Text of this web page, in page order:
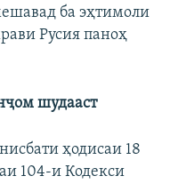
ба эҳтимоли
Русия паноҳ
шудааст
ҳодисаи 18
104-и Кодекси